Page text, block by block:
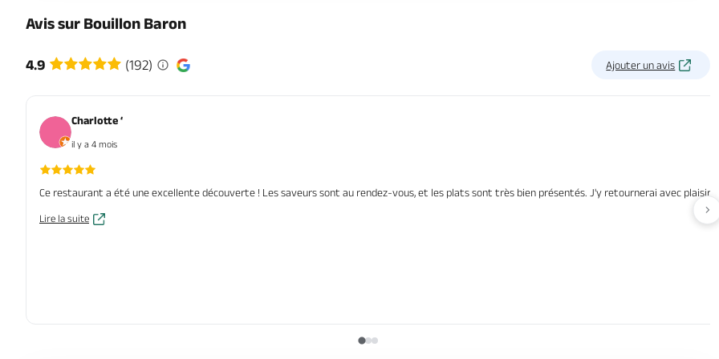
Avis sur Bouillon Baron
4.9 (192) Ajouter un avis
Charlotte ‘
il y a 4 mois
Ce restaurant a été une excellente découverte ! Les saveurs sont au rendez-vous, et les plats sont très bien présentés. J'y retournerai avec plaisir :)
Lire la suite